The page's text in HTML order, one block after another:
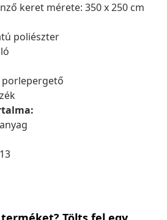
keret mérete: 350 x 250 cm
poliészter
porlepergető